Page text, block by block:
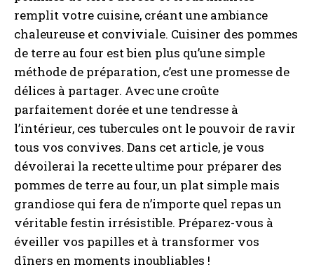
remplit votre cuisine, créant une ambiance
chaleureuse et conviviale. Cuisiner des pommes
de terre au four est bien plus qu’une simple
méthode de préparation, c’est une promesse de
délices à partager. Avec une croûte
parfaitement dorée et une tendresse à
l’intérieur, ces tubercules ont le pouvoir de ravir
tous vos convives. Dans cet article, je vous
dévoilerai la recette ultime pour préparer des
pommes de terre au four, un plat simple mais
grandiose qui fera de n’importe quel repas un
véritable festin irrésistible. Préparez-vous à
éveiller vos papilles et à transformer vos
dîners en moments inoubliables !